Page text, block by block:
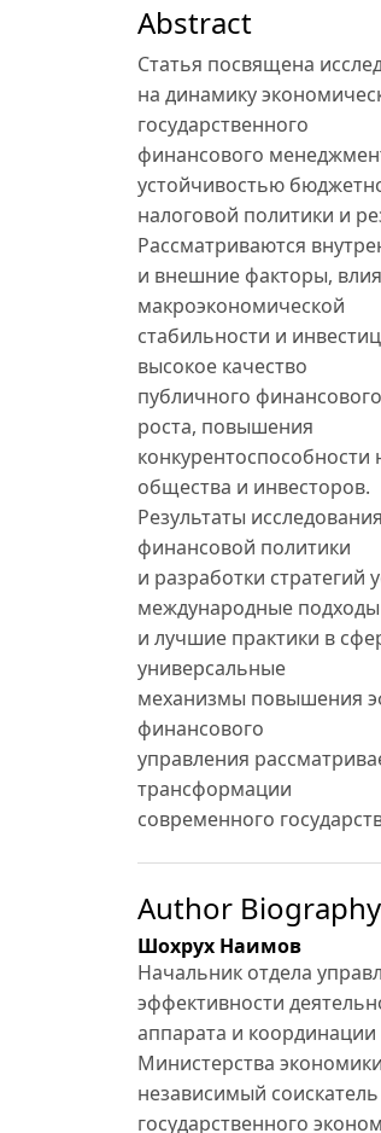
Abstract
Статья посвящена
на динамику
государственного
финансового
устойчивостью
налоговой политики и
Рассматриваются
и внешние факторы,
макроэкономической
стабильности и
высокое качество
публичного
роста, повышения
общества и инвесторов.
Результаты
финансовой политики
и разработки стратегий
международные подходы
и лучшие практики в
универсальные
механизмы повышения
финансового
управления
трансформации
современного
Author Biography
Шохрух Наимов
Начальник отдела
эффективности
аппарата и
Министерства
независимый
государственного